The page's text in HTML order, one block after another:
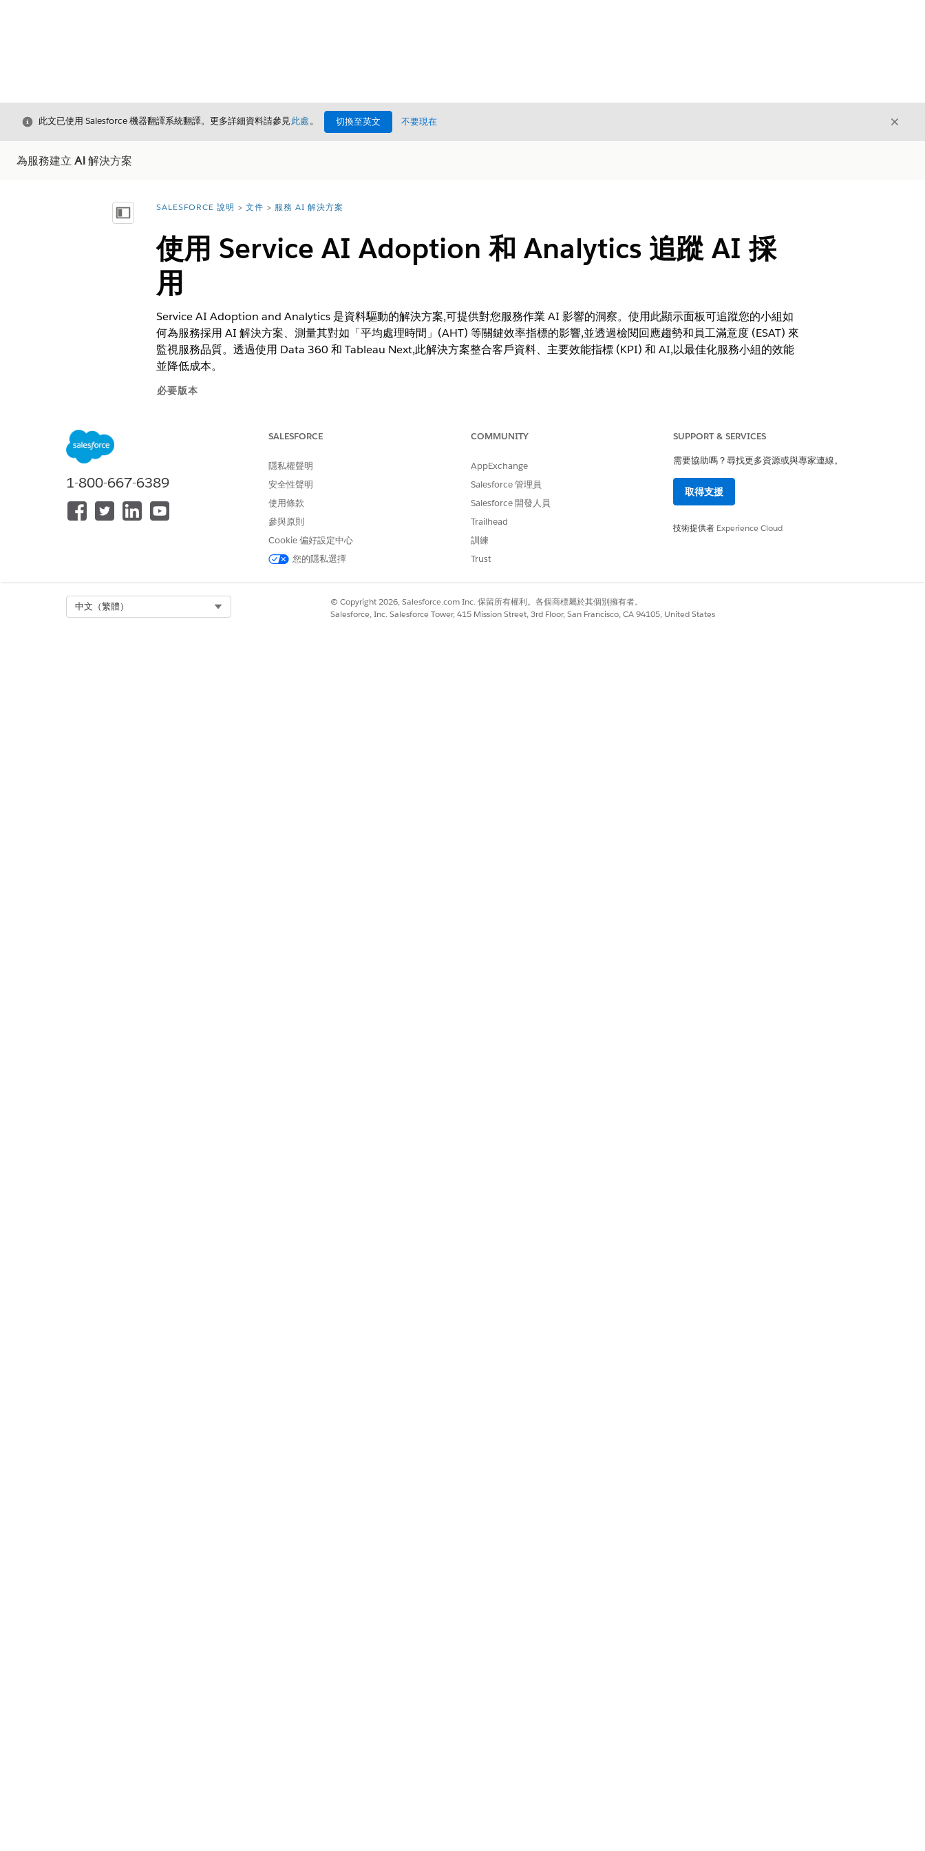
結束
此文已使用 Salesforce 機器翻譯系統翻譯。更多詳細資料請參見此處。 切換至英文 不要現在 結束
為服務建立 AI 解決方案
顯示目錄 您位於此處：
SALESFORCE 說明 文件 服務 AI 解決方案
使用 Service AI Adoption 和 Analytics 追蹤 AI 採
用
Service AI Adoption and Analytics 是資料驅動的解決方案,可提供對您服務作業 AI 影響的洞察。使用此顯示面板可追蹤您的小組如
何為服務採用 AI 解決方案、測量其對如「平均處理時間」(AHT) 等關鍵效率指標的影響,並透過檢閱回應趨勢和員工滿意度 (ESAT) 來
監視服務品質。透過使用 Data 360 和 Tableau Next,此解決方案整合客戶資料、主要效能指標 (KPI) 和 AI,以最佳化服務小組的效能
並降低成本。
必要版本
在您開始安裝之前,請使用此區段中的資訊確保您的組織已正確設定。若要支援您的安裝和視覺效果,請檢閱
、Tableau Next 和您行業資料
設定 Service AI Adoption 與 Analytics
使用 Service AI Adoption and Analytics 設定頁面逐步完成
Data 360先決條件、安裝先決條件,然後安裝 Service AI Adoption 和 Analytics 的步
響。
Service AI 與 Adoption Analytics 顯示面板
取得統一分析,並將 AI 用量直接與重要營運和 Experience 度量相關聯。追蹤 AI 採用狀況與品質。例如,追蹤回應修改率及其對 KPI 的業務影響,例如
1-800-667-6389
SALESFORCE
隱私權聲明
安全性聲明
使用條款
參與原則
Cookie 偏好設定中心
您的隱私選擇
COMMUNITY
AppExchange
Salesforce 管理員
Salesforce 開發人員
Trailhead
訓練
Trust
SUPPORT & SERVICES
需要協助嗎？尋找更多資源或與專家連線。
取得支援
技術提供者 Experience Cloud
中文（繁體）
© Copyright 2026, Salesforce.com Inc. 保留所有權利。各個商標屬於其個別擁有者。
Salesforce, Inc. Salesforce Tower, 415 Mission Street, 3rd Floor, San Francisco, CA 94105, United States